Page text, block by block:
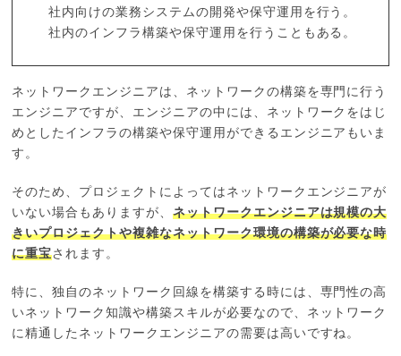
社内向けの業務システムの開発や保守運用を行う。
社内のインフラ構築や保守運用を行うこともある。
ネットワークエンジニアは、ネットワークの構築を専門に行う
エンジニアですが、エンジニアの中には、ネットワークをはじ
めとしたインフラの構築や保守運用ができるエンジニアもいま
す。
そのため、プロジェクトによってはネットワークエンジニアが
いない場合もありますが、 ネットワークエンジニアは規模の大
きいプロジェクトや複雑なネットワーク環境の構築が必要な時
に重宝されます。
特に、独自のネットワーク回線を構築する時には、専門性の高
いネットワーク知識や構築スキルが必要なので、ネットワーク
に精通したネットワークエンジニアの需要は高いですね。